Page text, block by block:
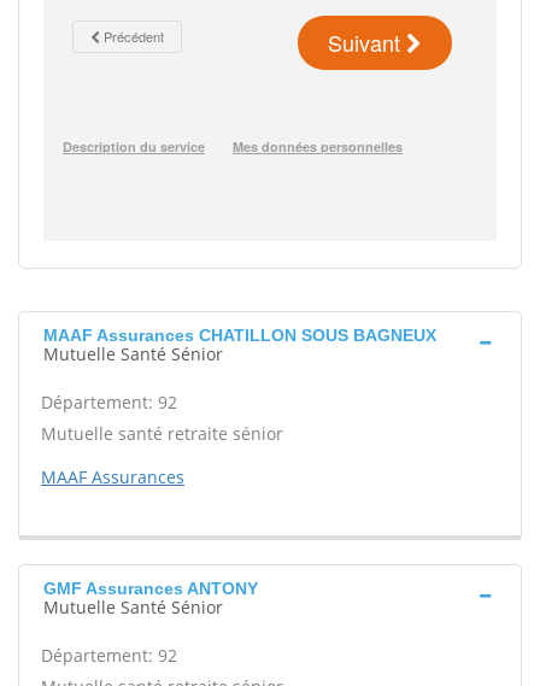
MAAF Assurances CHATILLON SOUS BAGNEUX
Mutuelle Santé Sénior
Département: 92
Mutuelle santé retraite sénior
MAAF Assurances
GMF Assurances ANTONY
Mutuelle Santé Sénior
Département: 92